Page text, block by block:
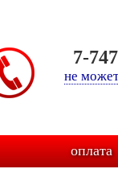
7-
не
оплата